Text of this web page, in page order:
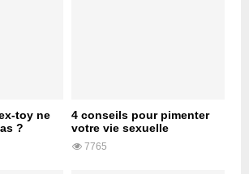
toy ne
?
4 conseils pour pimenter
votre vie sexuelle
7765